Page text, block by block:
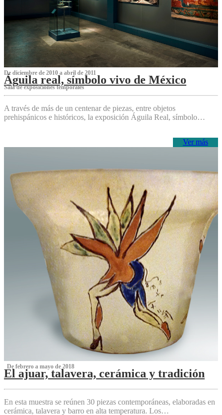
De diciembre de 2010 a abril de 2011
Águila real, símbolo vivo de México
Sala de exposiciones temporales
A través de más de un centenar de piezas, entre objetos
prehispánicos e históricos, la exposición Águila Real, símbolo…
Ver más
‌ De febrero a mayo de 2018
El ajuar, talavera, cerámica y tradición
‌
En esta muestra se reúnen 30 piezas contemporáneas, elaboradas en
cerámica, talavera y barro en alta temperatura. Los…